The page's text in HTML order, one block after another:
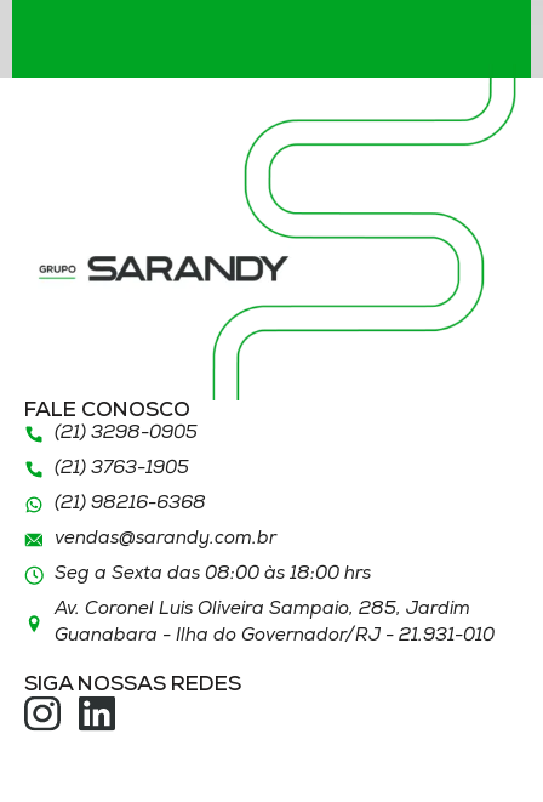
FALE CONOSCO
(21) 3298-0905
(21) 3763-1905
(21) 98216-6368
vendas@sarandy.com.br
Seg a Sexta das 08:00 às 18:00 hrs
Av. Coronel Luis Oliveira Sampaio, 285, Jardim
Guanabara - Ilha do Governador/RJ - 21.931-010
SIGA NOSSAS REDES